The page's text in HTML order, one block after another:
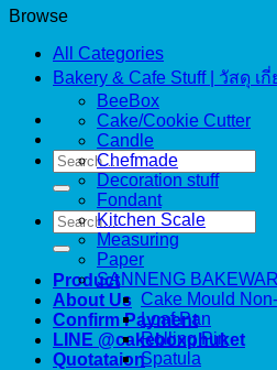
Search
for:
Search
for:
Product
About Us
Confirm Payment
LINE @cakeboxphuket
Quotataion
Browse
All Categories
Bakery & Cafe Stuff | วัสดุ เ
BeeBox
Cake/Cookie Cutter
Candle
Chefmade
Decoration stuff
Fondant
Kitchen Scale
Measuring
Paper
SANNENG
Cake Mould
Loaf Pan
Rolling Pin
Spatula